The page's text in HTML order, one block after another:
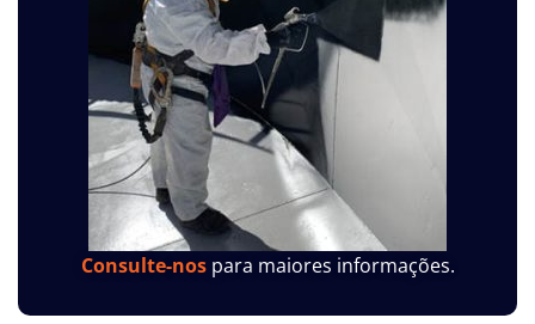
Consulte-nospara maiores informações.